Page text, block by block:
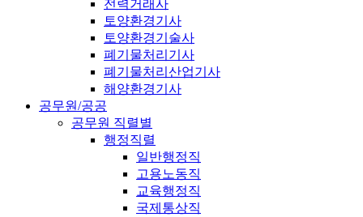
전력거래사
토양환경기사
토양환경기술사
폐기물처리기사
폐기물처리산업기사
해양환경기사
공무원/공공
공무원 직렬별
행정직렬
일반행정직
고용노동직
교육행정직
국제통상직